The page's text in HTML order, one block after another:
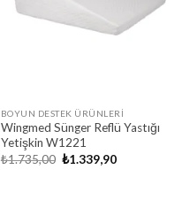
BOYUN DESTEK ÜRÜNLERI
Wingmed Sünger Reflü Yastığı
Yetişkin W1221
₺1.735,00 Orijinal
₺1.339,90Şu